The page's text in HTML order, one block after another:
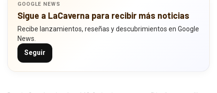
GOOGLE NEWS
Sigue a LaCaverna para recibir más noticias
Recibe lanzamientos, reseñas y descubrimientos en Google
News.
Seguir